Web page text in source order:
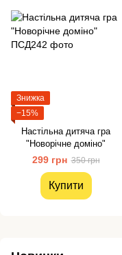
Знижка
−15%
Настільна дитяча гра
"Новорічне доміно"
299 грн 350 грн
Купити